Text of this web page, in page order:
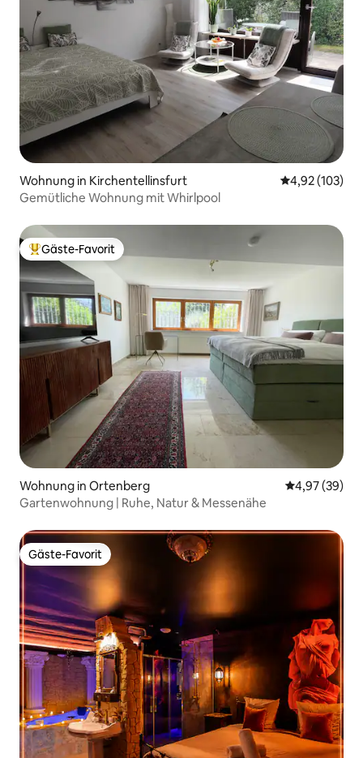
Wohnung in Kirchentellinsfurt
4,92 (103)
Gemütliche Wohnung mit Whirlpool
Beliebter Gäste-Favorit.
Gäste-Favorit
Wohnung in Ortenberg
4,97 (39)
Gartenwohnung | Ruhe, Natur & Messenähe
Gäste-Favorit
Gäste-Favorit